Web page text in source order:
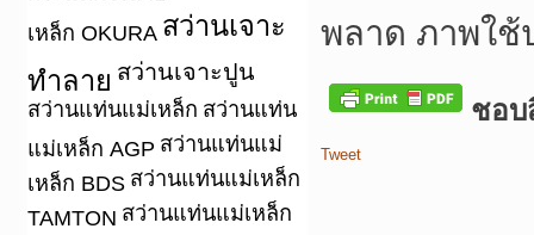
เหล็ก OKURA สว่านเจาะ
ทำลาย สว่านเจาะปูน
สว่านแท่นแม่เหล็ก สว่านแท่น
แม่เหล็ก AGP สว่านแท่นแม่
เหล็ก BDS สว่านแท่นแม่เหล็ก
TAMTON สว่านแท่นแม่เหล็ก
พลาด ภาพใ
ชอบ
Tweet